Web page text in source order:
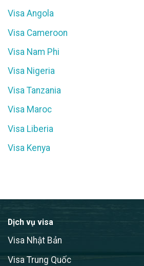
Visa Angola
Visa Cameroon
Visa Nam Phi
Visa Nigeria
Visa Tanzania
Visa Maroc
Visa Liberia
Visa Kenya
Dịch vụ visa
Visa Nhật Bản
Visa Trung Quốc